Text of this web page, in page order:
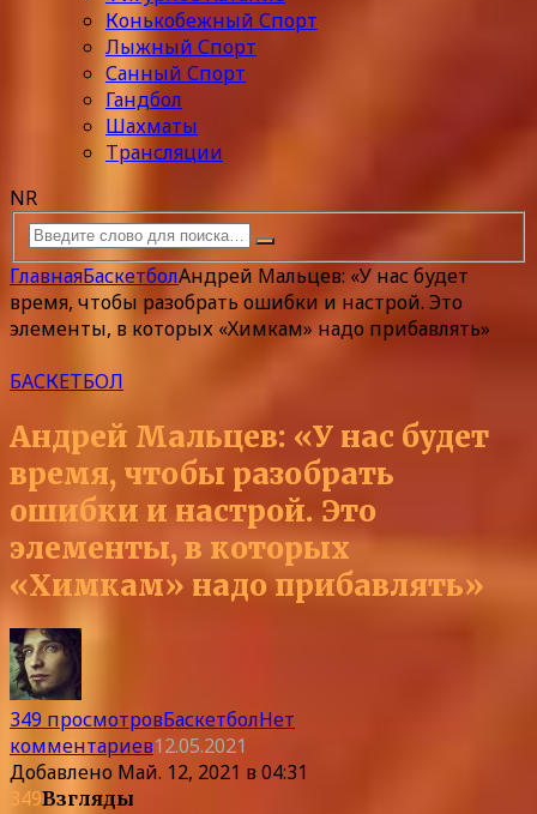
Конькобежный Спорт
Лыжный Спорт
Санный Спорт
Гандбол
Шахматы
Трансляции
NR
ГлавнаяБаскетболАндрей Мальцев: «У нас будет
время, чтобы разобрать ошибки и настрой. Это
элементы, в которых «Химкам» надо прибавлять»
БАСКЕТБОЛ
Андрей Мальцев: «У нас будет
время, чтобы разобрать
ошибки и настрой. Это
элементы, в которых
«Химкам» надо прибавлять»
349 просмотровБаскетболНет
комментариев12.05.2021
Добавлено Май. 12, 2021 в 04:31
349Взгляды